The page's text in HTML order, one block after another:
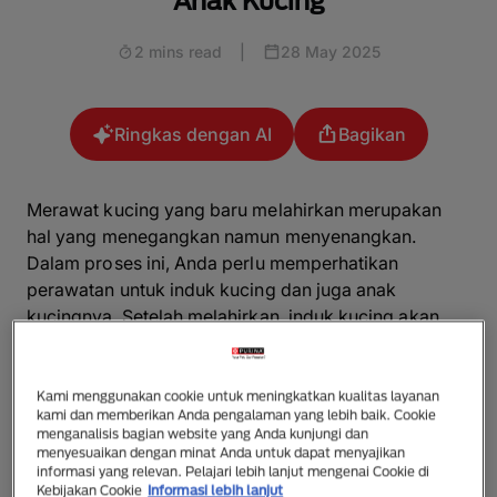
2 mins read 28 May 2025
Ringkas dengan AI Bagikan
Merawat kucing yang baru melahirkan merupakan
hal yang menegangkan namun menyenangkan.
Dalam proses ini, Anda perlu memperhatikan
perawatan untuk induk kucing dan juga anak
kucingnya. Setelah melahirkan, induk kucing akan
memberikan ASI untuk anak kucing yang akan
menyusui sebelum akhirnya ia mulai kenal makanan
padat? Yuk simak penjelasannya dalam artikel
berikut.
Kami menggunakan cookie untuk meningkatkan kualitas layanan
kami dan memberikan Anda pengalaman yang lebih baik. Cookie
menganalisis bagian website yang Anda kunjungi dan
menyesuaikan dengan minat Anda untuk dapat menyajikan
informasi yang relevan. Pelajari lebih lanjut mengenai Cookie di
Kebijakan Cookie Informasi lebih lanjut